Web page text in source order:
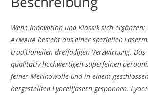
Wenn Innovation und Klassik sich ergänzen:
AYMARA besteht aus einer speziellen
traditionellen dreifädigen Verzwirnung. Das
qualitativ hochwertigen superfeinen
feiner Merinowolle und in einem
hergestellten Lyocellfasern gesponnen.